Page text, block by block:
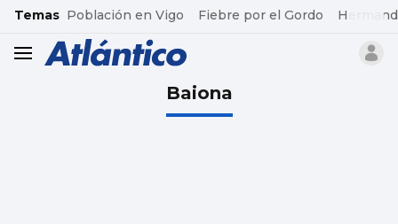
common.go-to-content
Temas Población en Vigo Fiebre por el Gordo
header.menu.open
Baiona